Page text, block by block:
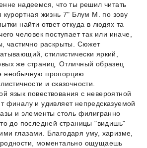
надеемся, что ты решил читать
курортная жизнь 7" Блум М. по зову
найти ответ откуда в людях та
человек поступает так или иначе,
частично раскрыты. Сюжет
стилистически яркий,
же страниц. Отличный образец
необычную пропорцию
и сказочности.
язык повествования с невероятной
финалу и удивляет непредсказуемой
и элементы столь филигранно
до последней страницы "видишь"
глазами. Благодаря уму, харизме,
моментально ощущаешь